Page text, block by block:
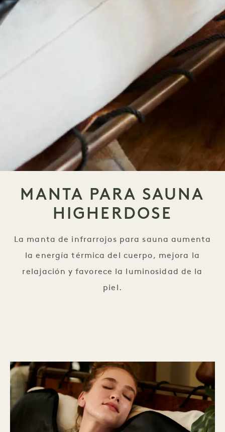
MANTA PARA SAUNA
HIGHERDOSE
La manta de infrarrojos para sauna aumenta
la energía térmica del cuerpo, mejora la
relajación y favorece la luminosidad de la
piel.